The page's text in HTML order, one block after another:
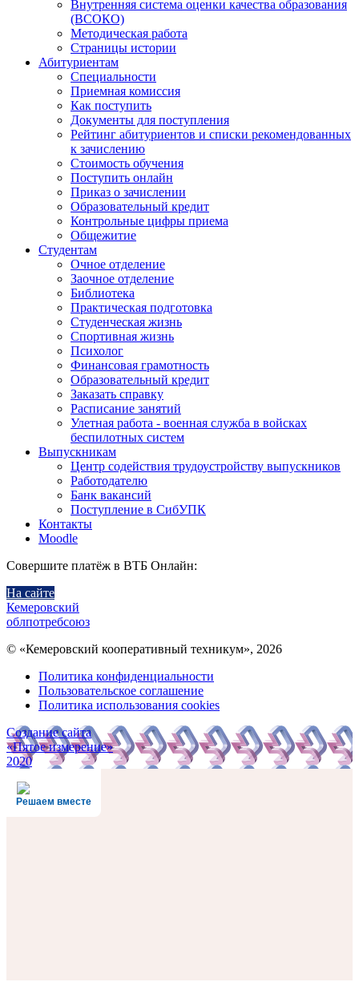
Внутренняя система оценки качества образования
(ВСОКО)
Методическая работа
Страницы истории
Абитуриентам
Специальности
Приемная комиссия
Как поступить
Документы для поступления
Рейтинг абитуриентов и списки рекомендованных
к зачислению
Стоимость обучения
Поступить онлайн
Приказ о зачислении
Образовательный кредит
Контрольные цифры приема
Общежитие
Студентам
Очное отделение
Заочное отделение
Библиотека
Практическая подготовка
Студенческая жизнь
Спортивная жизнь
Психолог
Финансовая грамотность
Образовательный кредит
Заказать справку
Расписание занятий
Улетная работа - военная служба в войсках
беспилотных систем
Выпускникам
Центр содействия трудоустройству выпускников
Работодателю
Банк вакансий
Поступление в СибУПК
Контакты
Moodle
Совершите платёж в ВТБ Онлайн:
На сайте
Кемеровский
облпотребсоюз
© «Кемеровский кооперативный техникум», 2026
Политика конфиденциальности
Пользовательское соглашение
Политика использования cookies
Создание сайта
«Пятое измерение»
2020
Решаем вместе